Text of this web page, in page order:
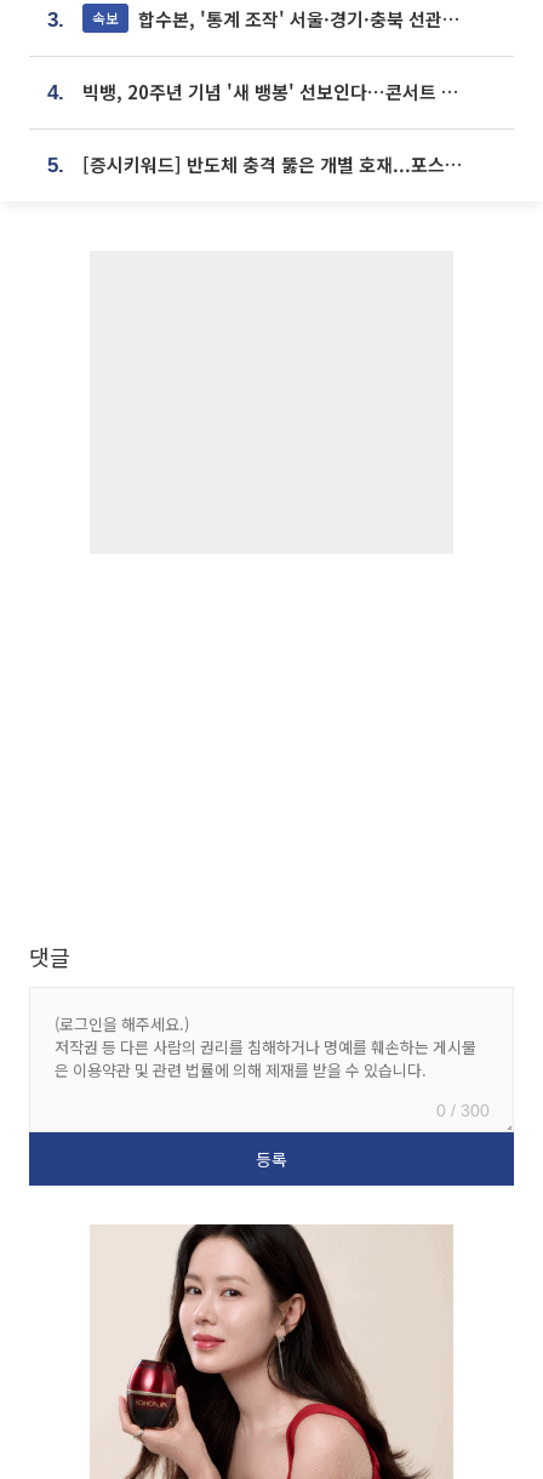
3. 속보 합수본, '통계 조작' 서울·경기·충북 선관위 등 추가 압수수색
4. 빅뱅, 20주년 기념 '새 뱅봉' 선보인다⋯콘서트 앞두고 팝업 개최
5. [증시키워드] 반도체 충격 뚫은 개별 호재...포스코퓨처엠·에코프로·한화솔루션 '눈길'
댓글
0 / 300